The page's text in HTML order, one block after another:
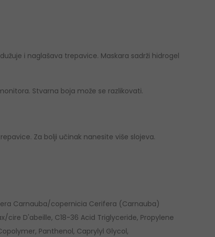
i naglašava trepavice. Maskara sadrži hidrogel
Stvarna boja može se razlikovati.
Za bolji učinak nanesite više slojeva.
Carnauba/copernicia Cerifera (Carnauba)
cire D'abeille, C18-36 Acid Triglyceride, Propylene
Panthenol, Caprylyl Glycol,